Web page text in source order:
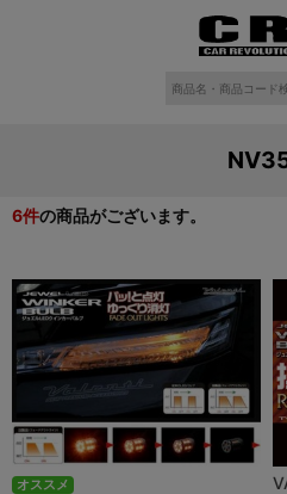
6件の商品がございます。
オススメ